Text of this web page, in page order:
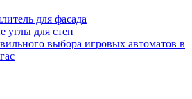
для фасада
углы для стен
выбора игровых автоматов в